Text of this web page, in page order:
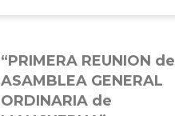
“PRIMERA REUNION de
ASAMBLEA GENERAL
ORDINARIA de